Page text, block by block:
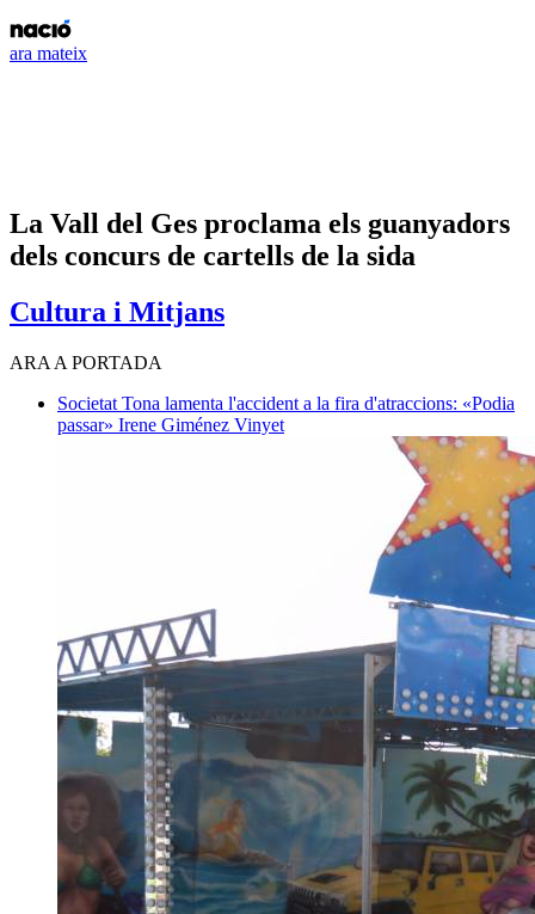
ara mateix
La Vall del Ges proclama els guanyadors
dels concurs de cartells de la sida
Cultura i Mitjans
ARA A PORTADA
Societat Tona lamenta l'accident a la fira d'atraccions: «Podia
passar» Irene Giménez Vinyet